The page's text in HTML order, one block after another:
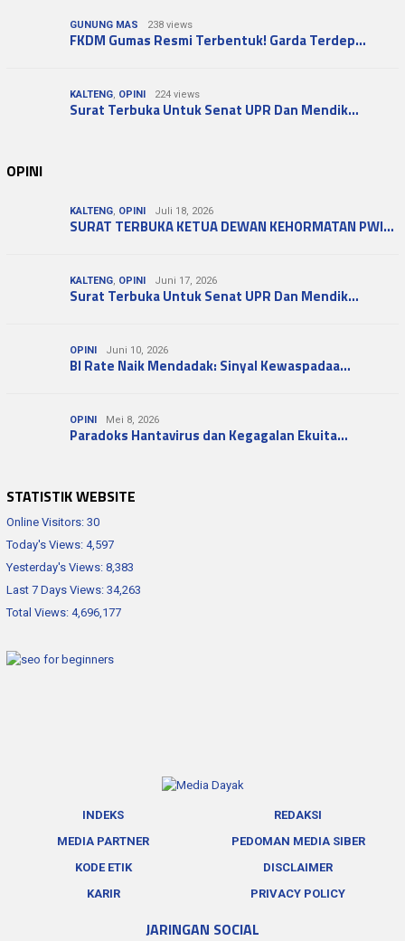
GUNUNG MAS 238 views
FKDM Gumas Resmi Terbentuk! Garda Terdep…
KALTENG, OPINI 224 views
Surat Terbuka Untuk Senat UPR Dan Mendik…
OPINI
KALTENG, OPINI Juli 18, 2026
SURAT TERBUKA KETUA DEWAN KEHORMATAN PWI…
KALTENG, OPINI Juni 17, 2026
Surat Terbuka Untuk Senat UPR Dan Mendik…
OPINI Juni 10, 2026
BI Rate Naik Mendadak: Sinyal Kewaspadaa…
OPINI Mei 8, 2026
Paradoks Hantavirus dan Kegagalan Ekuita…
STATISTIK WEBSITE
Online Visitors: 30
Today's Views: 4,597
Yesterday's Views: 8,383
Last 7 Days Views: 34,263
Total Views: 4,696,177
INDEKS
REDAKSI
MEDIA PARTNER
PEDOMAN MEDIA SIBER
KODE ETIK
DISCLAIMER
KARIR
PRIVACY POLICY
JARINGAN SOCIAL